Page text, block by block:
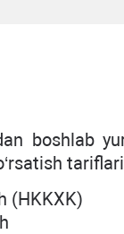
boshlab
(HKKXK)